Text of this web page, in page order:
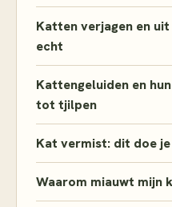
Katten verjagen en
echt
Kattengeluiden en
tot tjilpen
Kat vermist: dit doe
Waarom miauwt mijn